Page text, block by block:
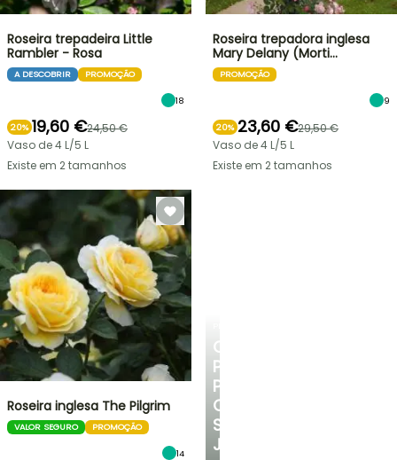
CONSELHOS
PERSONALIZADOS
PARA
O
SEU
JARDIM
Roseira trepadeira Little
Rambler - Rosa
A DESCOBRIR PROMOÇÃO
18
20% 19,60 €24,50 €
Vaso de 4 L/5 L
Existe em 2 tamanhos
Roseira trepadora inglesa
Mary Delany (Morti…
PROMOÇÃO
9
20% 23,60 €29,50 €
Vaso de 4 L/5 L
Existe em 2 tamanhos
Roseira inglesa The Pilgrim
VALOR SEGURO PROMOÇÃO
14